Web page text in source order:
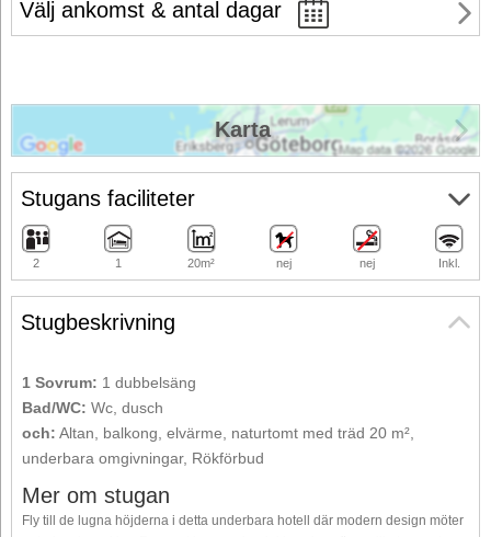
Välj ankomst & antal dagar
Stugbeskrivning
1 Sovrum: 1 dubbelsäng
Bad/WC: Wc, dusch
och: Altan, balkong, elvärme, naturtomt med träd 20 m²,
underbara omgivningar, Rökförbud
Mer om stugan
Fly till de lugna höjderna i detta underbara hotell där modern design möter
Stugans faciliteter
2 1 20m² nej nej Inkl.
Karta